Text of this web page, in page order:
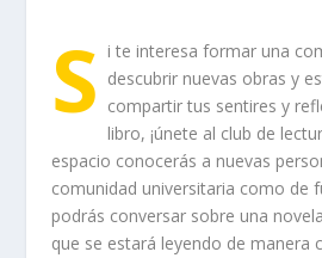
S i te interesa formar una
descubrir nuevas obras y
compartir tus sentires y
libro, ¡únete al club de
espacio conocerás a nuevas
comunidad universitaria como de
podrás conversar sobre una
que se estará leyendo de manera